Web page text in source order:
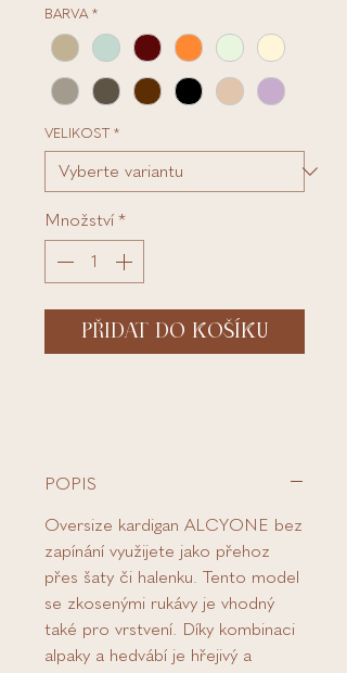
BARVA *
VELIKOST *
Množství *
PŘIDAT DO KOŠÍKU
POPIS
Oversize kardigan ALCYONE bez
zapínání využijete jako přehoz
přes šaty či halenku. Tento model
se zkosenými rukávy je vhodný
také pro vrstvení. Díky kombinaci
alpaky a hedvábí je hřejivý a